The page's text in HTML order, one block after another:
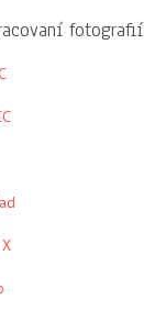
fotografií